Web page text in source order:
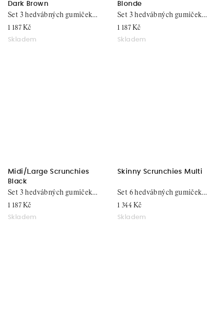
Dark Brown
1 187 Kč
Skladem
Set 3 hedvábných gumiček
do vlasů
Blonde
1 187 Kč
Skladem
Set 3 hedvábných gumiček
do vlasů
Midi/Large Scrunchies
Black
1 187 Kč
Skladem
Set 3 hedvábných gumiček
do vlasů
Skinny Scrunchies Multi
1 344 Kč
Skladem
Set 6 hedvábných gumiček
do vlasů